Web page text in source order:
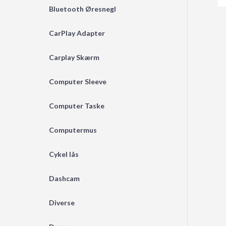
Bluetooth Øresnegl
CarPlay Adapter
Carplay Skærm
Computer Sleeve
Computer Taske
Computermus
Cykel lås
Dashcam
Diverse